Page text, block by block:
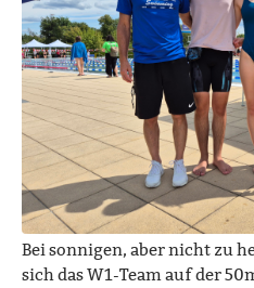
Bei sonnigen, aber nicht zu
sich das W1-Team auf der